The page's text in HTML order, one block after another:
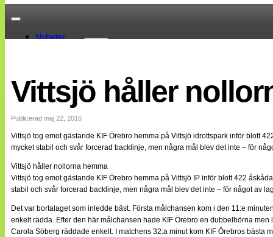
Nyheter
Landslaget
EM 2013
Internationellt
Bildreportage
Bloggar
Lagen
Webb-TV
Medlemsbilder
Till klubbkassan
NÄTverket
Split vision
Om oss
Vittsjö håller
Publicerad maj 22, 2016
Vittsjö tog emot gästande KIF Örebro hemma på Vittsjö idrottspark inför blott
mycket stabil och svår forcerad backlinje, men några mål blev det inte – för
Vittsjö håller nollorna hemma
Vittsjö tog emot gästande KIF Örebro hemma på Vittsjö IP inför blott 422
stabil och svår forcerad backlinje, men några mål blev det inte – för något av
Det var bortalaget som inledde bäst. Första målchansen kom i den 11:e
enkelt rädda. Efter den här målchansen hade KIF Örebro en dubbelhörna
Carola Söberg räddade enkelt. I matchens 32:a minut kom KIF Örebros bästa